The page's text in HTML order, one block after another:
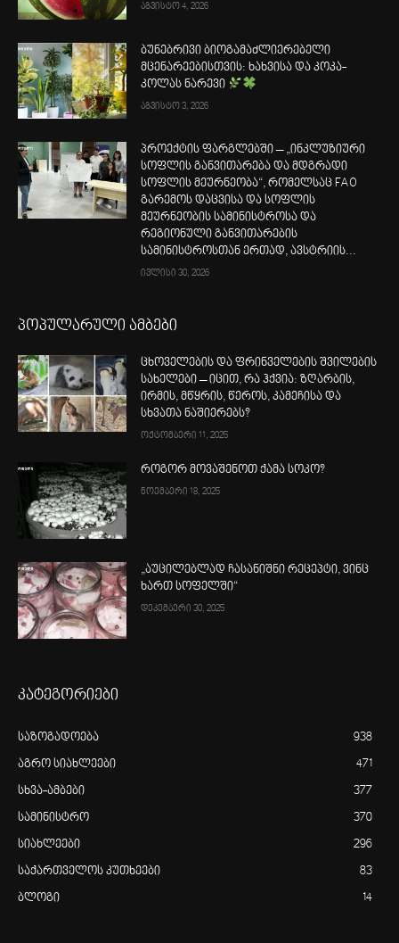
აგვისტო 4, 2026
ბუნებრივი ბიოგამაძლიერებელი
მცენარეებისთვის: ხახვისა და კოკა-
კოლას ნარევი
აგვისტო 3, 2026
პროექტის ფარგლებში – „ინკლუზიური
სოფლის განვითარება და მდგრადი
სოფლის მეურნეობა“, რომელსაც FAO
გარემოს დაცვისა და სოფლის
მეურნეობის სამინისტროსა და
რეგიონული განვითარების
სამინისტროსთან ერთად, ავსტრიის...
ივლისი 30, 2026
პოპულარული ამბები
ცხოველების და ფრინველების შვილების
სახელები – იცით, რა ჰქვია: ზღარბის,
ირმის, მწყრის, წეროს, კამეჩისა და
სხვათა ნაშიერებს?
ოქტომბერი 11, 2025
როგორ მოვაშენოთ ქამა სოკო?
ნოემბერი 18, 2025
„აუცილებლად ჩასანიშნი რეცეპტი, ვინც
ხართ სოფელში“
დეკემბერი 30, 2025
კატეგორიები
საზოგადოება 938
აგრო სიახლეები 471
სხვა-ამბები 377
სამინისტრო 370
სიახლეები 296
საქართველოს კუთხეები 83
ბლოგი 14